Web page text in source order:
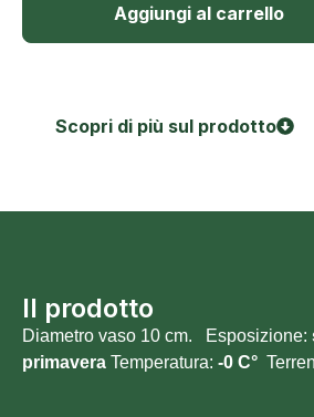
Aggiungi al carrello
Scopri di più sul prodotto
Il prodotto
Diametro vaso 10 cm. Esposizione:
primavera Temperatura: -0 C°